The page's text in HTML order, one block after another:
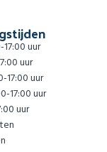
uur
uur
17:00 uur
17:00 uur
uur